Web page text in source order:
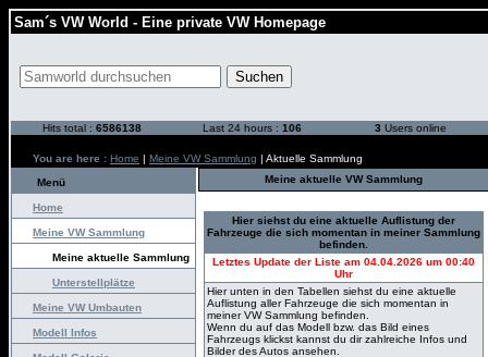
Sam´s VW World - Eine private VW Homepage
Hits total : 6586138 Last 24 hours : 106 3 Users online
You are here : Home | Meine VW Sammlung | Aktuelle Sammlung
Menü
Home
Meine VW Sammlung
Meine aktuelle Sammlung
Unterstellplätze
Meine VW Umbauten
Modell Infos
Meine aktuelle VW Sammlung
Hier siehst du eine aktuelle Auflistung der
Fahrzeuge die sich momentan in meiner Sammlung
befinden.
Letztes Update der Liste am 04.04.2026 um 00:40
Uhr
Hier unten in den Tabellen siehst du eine aktuelle
Auflistung aller Fahrzeuge die sich momentan in
meiner VW Sammlung befinden.
Wenn du auf das Modell bzw. das Bild eines
Fahrzeugs klickst kannst du dir zahlreiche Infos und
Bilder des Autos ansehen.